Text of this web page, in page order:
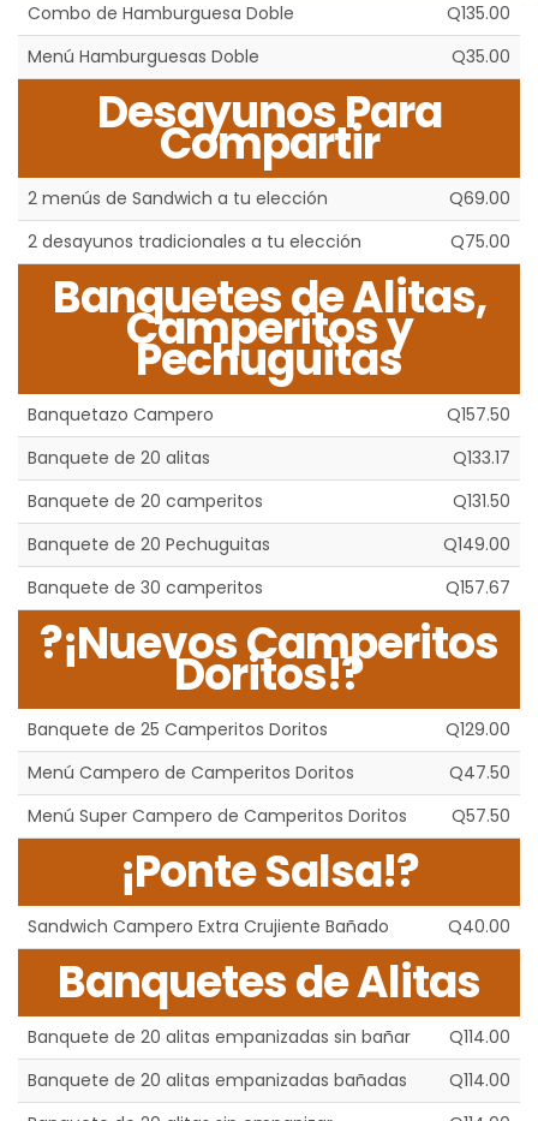
Combo de Hamburguesa Doble
Q135.00
Menú Hamburguesas Doble
Q35.00
Desayunos Para
Compartir
2 menús de Sandwich a tu elección
Q69.00
2 desayunos tradicionales a tu elección
Q75.00
Banquetes de Alitas,
Camperitos y
Pechuguitas
Banquetazo Campero
Q157.50
Banquete de 20 alitas
Q133.17
Banquete de 20 camperitos
Q131.50
Banquete de 20 Pechuguitas
Q149.00
Banquete de 30 camperitos
Q157.67
?¡Nuevos Camperitos
Doritos!?
Banquete de 25 Camperitos Doritos
Q129.00
Menú Campero de Camperitos Doritos
Q47.50
Menú Super Campero de Camperitos Doritos
Q57.50
¡Ponte Salsa!?
Sandwich Campero Extra Crujiente Bañado Q40.00
Banquetes de Alitas
Banquete de 20 alitas empanizadas sin bañar
Q114.00
Banquete de 20 alitas empanizadas bañadas
Q114.00